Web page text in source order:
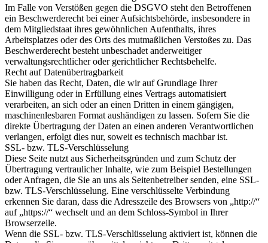
Im Falle von Verstößen gegen die DSGVO steht den Betroffenen
ein Beschwerderecht bei einer Aufsichtsbehörde, insbesondere in
dem Mitgliedstaat ihres gewöhnlichen Aufenthalts, ihres
Arbeitsplatzes oder des Orts des mutmaßlichen Verstoßes zu. Das
Beschwerderecht besteht unbeschadet anderweitiger
verwaltungsrechtlicher oder gerichtlicher Rechtsbehelfe.
Recht auf Datenübertragbarkeit
Sie haben das Recht, Daten, die wir auf Grundlage Ihrer
Einwilligung oder in Erfüllung eines Vertrags automatisiert
verarbeiten, an sich oder an einen Dritten in einem gängigen,
maschinenlesbaren Format aushändigen zu lassen. Sofern Sie die
direkte Übertragung der Daten an einen anderen Verantwortlichen
verlangen, erfolgt dies nur, soweit es technisch machbar ist.
SSL- bzw. TLS-Verschlüsselung
Diese Seite nutzt aus Sicherheitsgründen und zum Schutz der
Übertragung vertraulicher Inhalte, wie zum Beispiel Bestellungen
oder Anfragen, die Sie an uns als Seitenbetreiber senden, eine SSL-
bzw. TLS-Verschlüsselung. Eine verschlüsselte Verbindung
erkennen Sie daran, dass die Adresszeile des Browsers von „http://“
auf „https://“ wechselt und an dem Schloss-Symbol in Ihrer
Browserzeile.
Wenn die SSL- bzw. TLS-Verschlüsselung aktiviert ist, können die